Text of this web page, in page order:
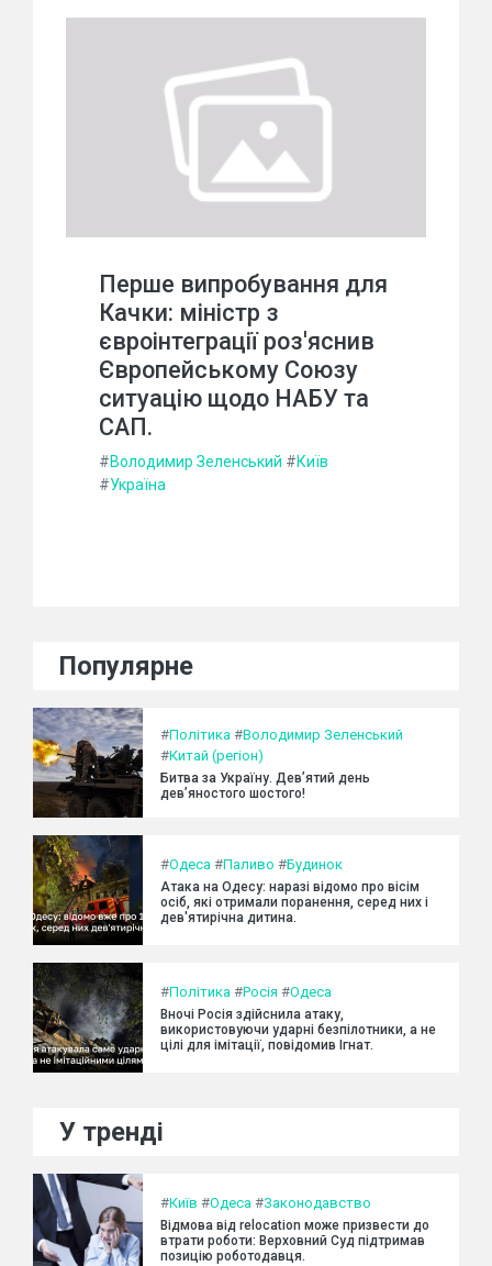
Перше випробування для
Качки: міністр з
євроінтеграції роз'яснив
Європейському Союзу
ситуацію щодо НАБУ та
САП.
#Володимир Зеленський #Київ
#Україна
Популярне
#Політика #Володимир Зеленський
#Китай (регіон)
Битва за Україну. Дев’ятий день
дев’яностого шостого!
#Одеса #Паливо #Будинок
Атака на Одесу: наразі відомо про вісім
осіб, які отримали поранення, серед них і
дев'ятирічна дитина.
#Політика #Росія #Одеса
Вночі Росія здійснила атаку,
використовуючи ударні безпілотники, а не
цілі для імітації, повідомив Ігнат.
У тренді
#Київ #Одеса #Законодавство
Відмова від relocation може призвести до
втрати роботи: Верховний Суд підтримав
позицію роботодавця.